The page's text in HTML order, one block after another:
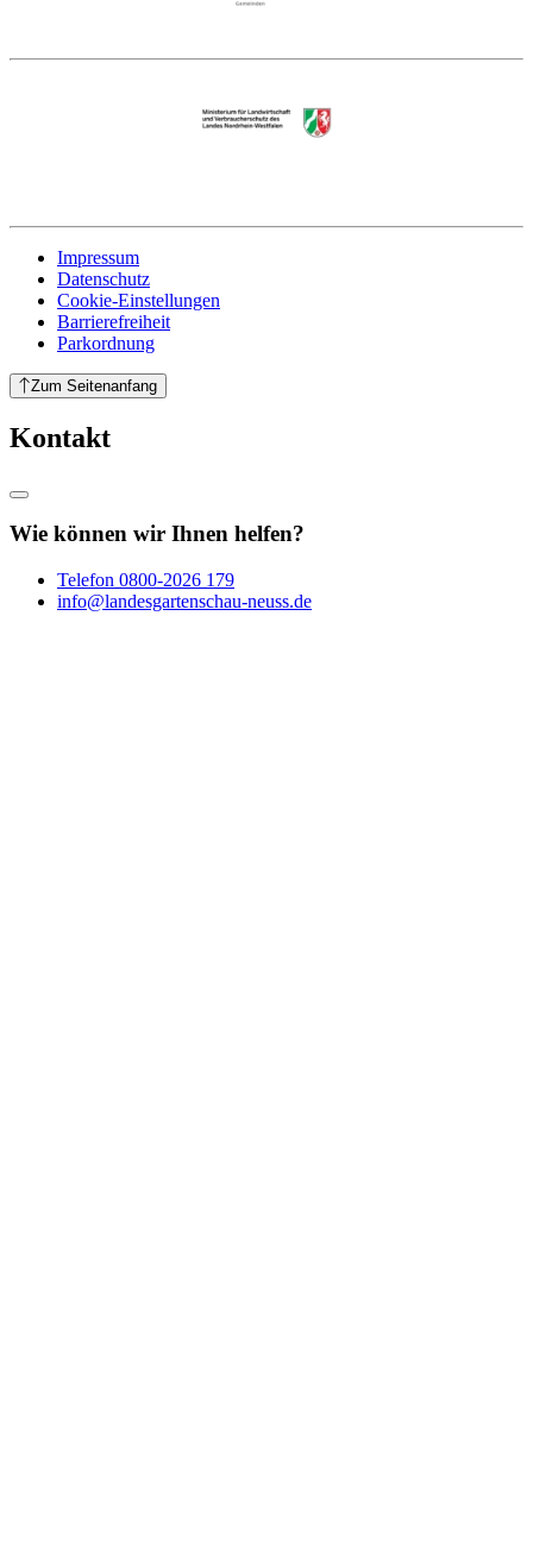
Impressum
Datenschutz
Cookie-Einstellungen
Barrierefreiheit
Parkordnung
Zum Seitenanfang
Kontakt
Wie können wir Ihnen helfen?
Telefon 0800-2026 179
info@landesgartenschau-neuss.de